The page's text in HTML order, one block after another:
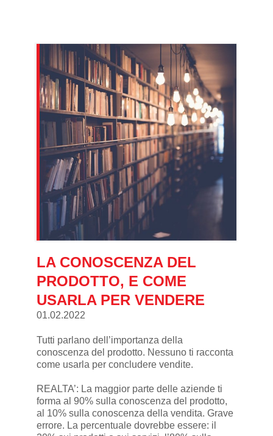
LA CONOSCENZA DEL
PRODOTTO, E COME
USARLA PER VENDERE
01.02.2022
Tutti parlano dell’importanza della
conoscenza del prodotto. Nessuno ti racconta
come usarla per concludere vendite.
REALTA’: La maggior parte delle aziende ti
forma al 90% sulla conoscenza del prodotto,
al 10% sulla conoscenza della vendita. Grave
errore. La percentuale dovrebbe essere: il